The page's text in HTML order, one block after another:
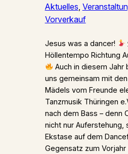
Aktuelles,
Vorverkauf
Jesus was a dancer!
Höllentempo Richtung
Auch in diesem Jahr
uns gemeinsam mit
Mädels vom Freunde
Tanzmusik Thüringen
nach dem Bass – denn
nicht nur Auferstehung,
Ekstase auf dem
Gegensatz zum